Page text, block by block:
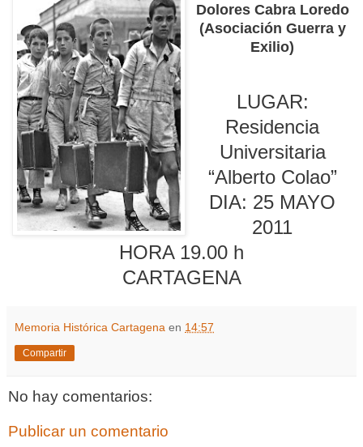
Dolores Cabra Loredo
(Asociación Guerra y
Exilio)
LUGAR:
Residencia
Universitaria
“Alberto Colao”
DIA: 25 MAYO
2011
HORA 19.00 h
CARTAGENA
Memoria Histórica Cartagena en 14:57
Compartir
No hay comentarios:
Publicar un comentario